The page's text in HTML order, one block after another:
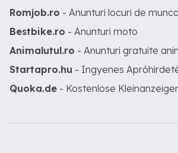
Romjob.ro - Anunturi locuri de munca
Bestbike.ro - Anunturi moto
Animalutul.ro - Anunturi gratuite
Startapro.hu - Ingyenes
Quoka.de - Kostenlose